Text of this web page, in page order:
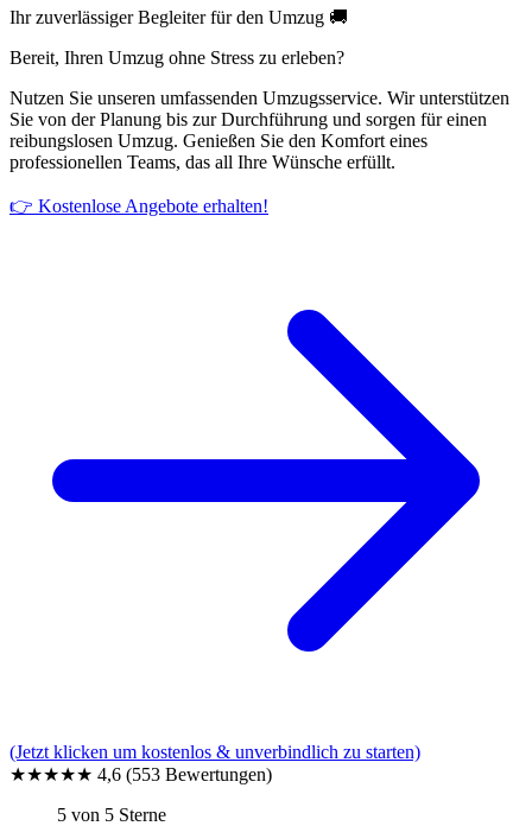
Ihr zuverlässiger Begleiter für den Umzug 🚚
Bereit, Ihren Umzug ohne Stress zu erleben?
Nutzen Sie unseren umfassenden Umzugsservice. Wir unterstützen
Sie von der Planung bis zur Durchführung und sorgen für einen
reibungslosen Umzug. Genießen Sie den Komfort eines
professionellen Teams, das all Ihre Wünsche erfüllt.
👉 Kostenlose Angebote erhalten!
(Jetzt klicken um kostenlos & unverbindlich zu starten)
★★★★★ 4,6 (553 Bewertungen)
5 von 5 Sterne